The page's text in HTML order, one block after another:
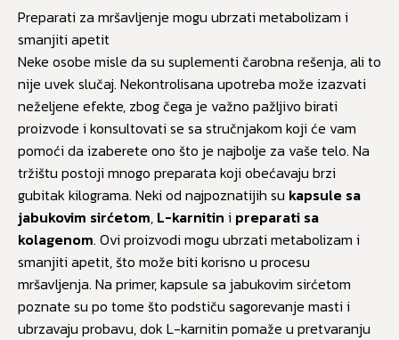
Preparati za mršavljenje mogu ubrzati metabolizam i
smanjiti apetit
Neke osobe misle da su suplementi čarobna rešenja, ali to
nije uvek slučaj. Nekontrolisana upotreba može izazvati
neželjene efekte, zbog čega je važno pažljivo birati
proizvode i konsultovati se sa stručnjakom koji će vam
pomoći da izaberete ono što je najbolje za vaše telo. Na
tržištu postoji mnogo preparata koji obećavaju brzi
gubitak kilograma. Neki od najpoznatijih su kapsule sa
jabukovim sirćetom, L-karnitin i preparati sa
kolagenom. Ovi proizvodi mogu ubrzati metabolizam i
smanjiti apetit, što može biti korisno u procesu
mršavljenja. Na primer, kapsule sa jabukovim sirćetom
poznate su po tome što podstiču sagorevanje masti i
ubrzavaju probavu, dok L-karnitin pomaže u pretvaranju